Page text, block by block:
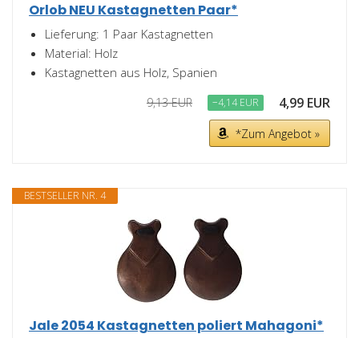
Orlob NEU Kastagnetten Paar*
Lieferung: 1 Paar Kastagnetten
Material: Holz
Kastagnetten aus Holz, Spanien
9,13 EUR −4,14 EUR 4,99 EUR
*Zum Angebot »
BESTSELLER NR. 4
Jale 2054 Kastagnetten poliert Mahagoni*